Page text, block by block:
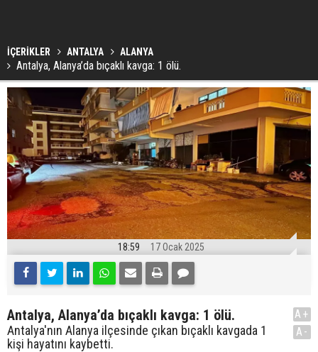
İÇERİKLER ANTALYA ALANYA
Antalya, Alanya’da bıçaklı kavga: 1 ölü.
18:59 17 Ocak 2025
Antalya, Alanya’da bıçaklı kavga: 1 ölü.
Antalya'nın Alanya ilçesinde çıkan bıçaklı kavgada 1
kişi hayatını kaybetti.
A+
A-